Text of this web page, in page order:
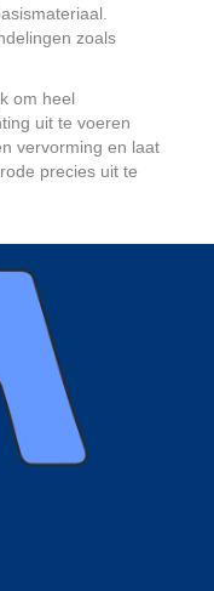
zoals
om heel
uit te voeren
vervorming en laat
precies uit te